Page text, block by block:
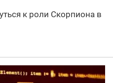
к роли Скорпиона в